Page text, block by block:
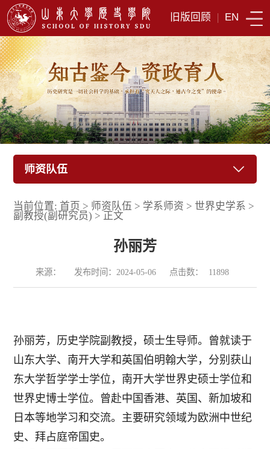
旧版回顾 | EN
师资队伍
当前位置: 首页 > 师资队伍 > 学系师资 >世界史学系 >
副教授(副研究员) > 正文
孙丽芳
来源： 发布时间：2024-05-06 点击数： 11898
孙丽芳，历史学院副教授，硕士生导师。 曾就读于
山东大学、南开大学和英国伯明翰大学，分别获山
东大学哲学学士学位，南开大学世界史硕士学位和
世界史博士学位。曾赴中国香港、英国、新加坡和
日本等地学习和交流。主要研究领域为欧洲中世纪
史、拜占庭帝国史。